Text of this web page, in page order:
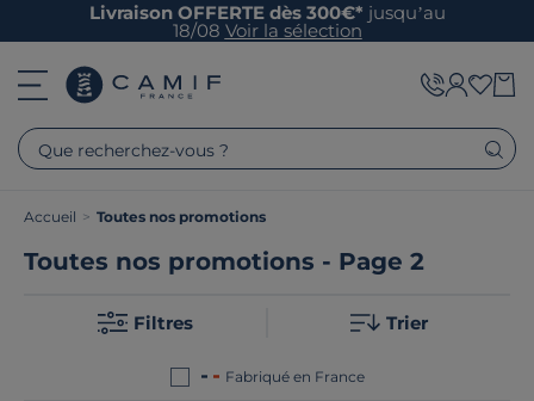
Livraison OFFERTE dès 300€* jusqu’au
18/08 Voir la sélection
Que recherchez-vous ?
Accueil > Toutes nos promotions
Toutes nos promotions - Page 2
Filtres Trier
Fabriqué en France